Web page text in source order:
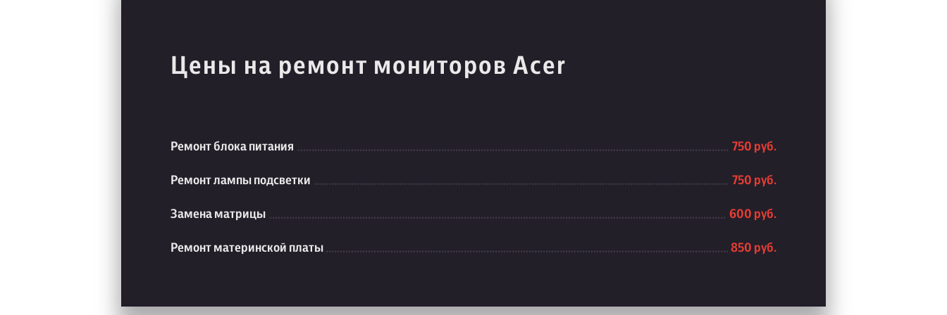
Цены на ремонт мониторов Acer
Ремонт блока питания 750 руб.
Ремонт лампы подсветки 750 руб.
Замена матрицы 600 руб.
Ремонт материнской платы 850 руб.